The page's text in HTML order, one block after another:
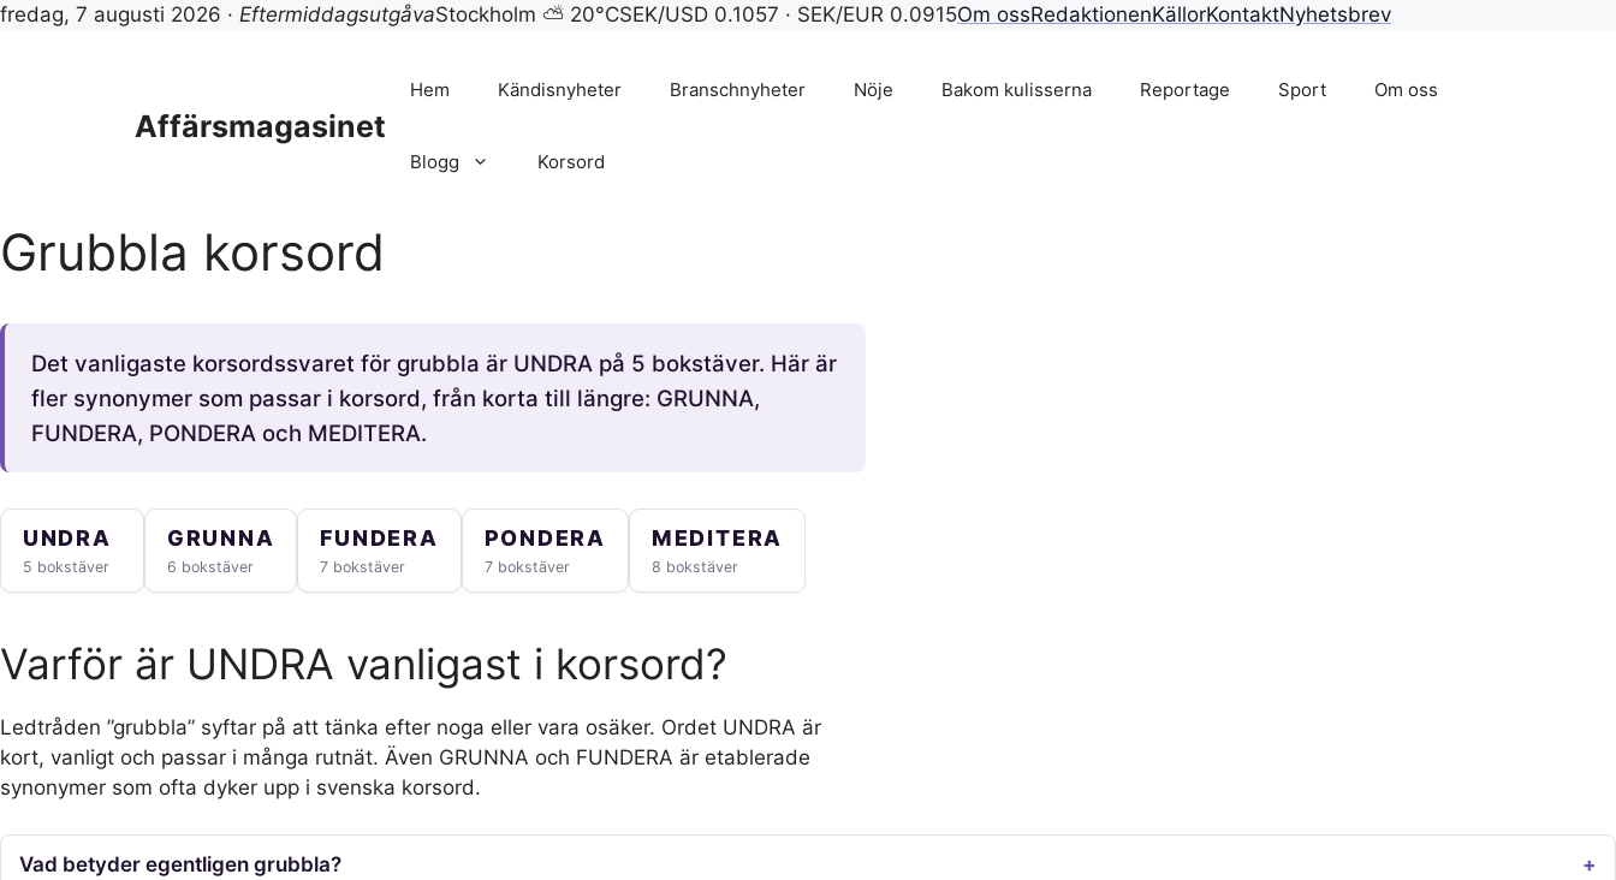
fredag, 7 augusti 2026 · EftermiddagsutgåvaStockholm ⛅ 20°CSEK/USD 0.1057 · SEK/EUR 0.0915Om ossRedaktionenKällorKontaktNyhetsbrev
Affärsmagasinet
Hem Kändisnyheter Branschnyheter Nöje Bakom kulisserna Reportage Sport Om oss
Blogg Korsord
Grubbla korsord
Det vanligaste korsordssvaret för grubbla är UNDRA på 5 bokstäver. Här är
fler synonymer som passar i korsord, från korta till längre: GRUNNA,
FUNDERA, PONDERA och MEDITERA.
UNDRA
5 bokstäver
GRUNNA
6 bokstäver
FUNDERA
7 bokstäver
PONDERA
7 bokstäver
MEDITERA
8 bokstäver
Varför är UNDRA vanligast i korsord?
Ledtråden ”grubbla” syftar på att tänka efter noga eller vara osäker. Ordet UNDRA är
kort, vanligt och passar i många rutnät. Även GRUNNA och FUNDERA är etablerade
synonymer som ofta dyker upp i svenska korsord.
Vad betyder egentligen grubbla?